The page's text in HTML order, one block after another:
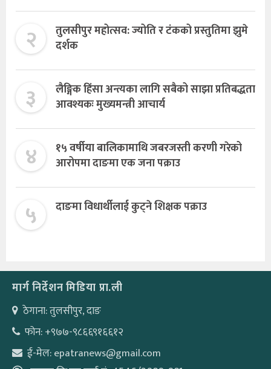
२
तुलसीपुर महोत्सव: ज्योति र टंकको प्रस्तुतिमा झुमे
दर्शक
३
लैङ्गिक हिंसा अन्त्यका लागि सबैको साझा प्रतिबद्धता
आवश्यकः मुख्यमन्त्री आचार्य
४
१५ वर्षीया बालिकामाथि जबरजस्ती करणी गरेको
आरोपमा दाङमा एक जना पक्राउ
५ दाङमा विधार्थीलाई कुट्ने शिक्षक पक्राउ
मार्ग निर्देशन मिडिया प्रा.ली
ठेगाना: तुलसीपुर, दाङ
फोन: +९७७-९८६६९१६६१२
ई-मेल: epatranews@gmail.com